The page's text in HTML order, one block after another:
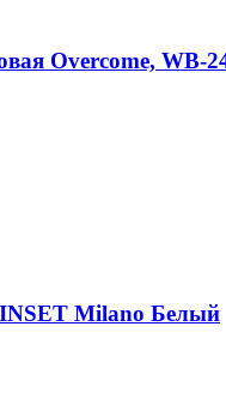
Overcome, WB-
Milano Белый